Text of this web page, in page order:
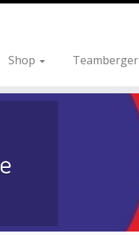
Shop Teamberger